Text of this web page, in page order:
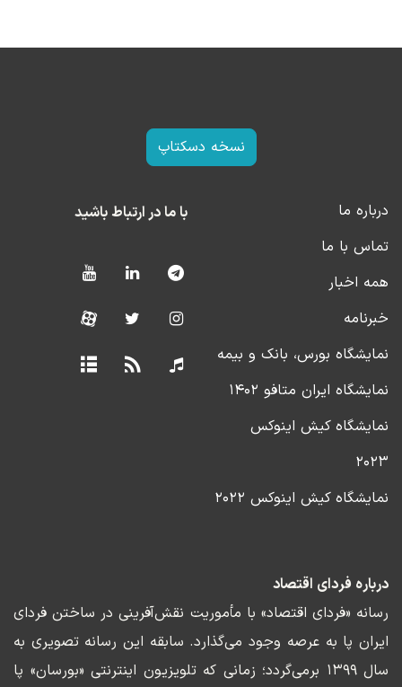
نسخه دسکتاپ
درباره ما
تماس با ما
همه اخبار
خبرنامه
نمایشگاه بورس، بانک و بیمه
نمایشگاه ایران متافو ۱۴۰۲
نمایشگاه کیش اینوکس
۲۰۲۳
نمایشگاه کیش اینوکس ۲۰۲۲
با ما در ارتباط باشید
درباره فردای اقتصاد
رسانه «فردای اقتصاد» با مأموریت نقش‌آفرینی در ساختن فردای
ایران پا به عرصه وجود می‌گذارد. سابقه این رسانه تصویری به
سال ۱۳۹۹ برمی‌گردد؛ زمانی که تلویزیون اینترنتی «بورسان» پا